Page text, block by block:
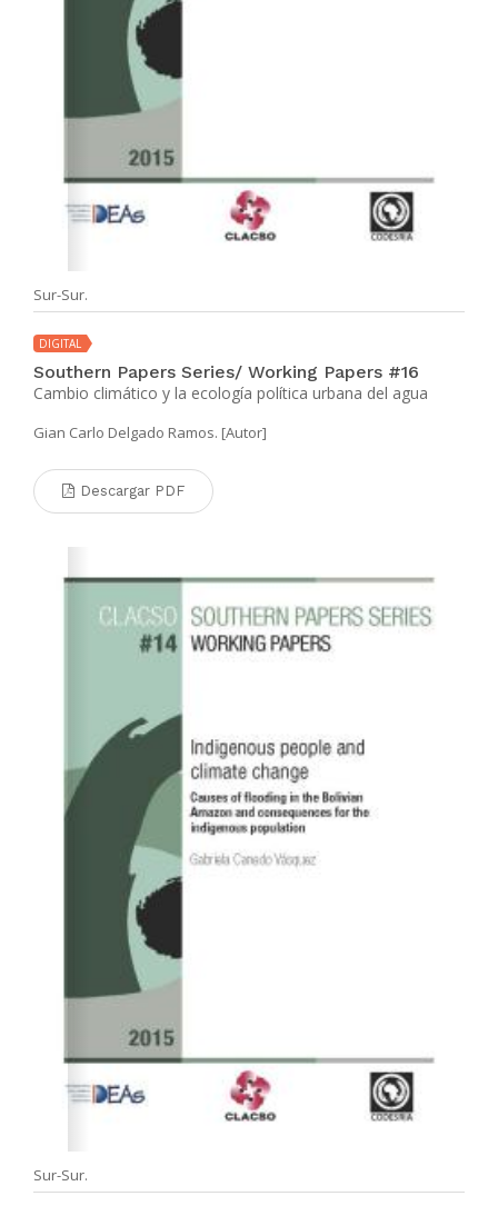
Sur-Sur.
DIGITAL
Southern Papers Series/ Working Papers #16
Cambio climático y la ecología política urbana del agua
Gian Carlo Delgado Ramos. [Autor]
Descargar PDF
Sur-Sur.